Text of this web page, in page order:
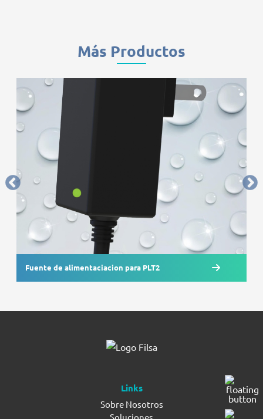
Más Productos
Fuente de alimentaciacion para PLT2
Links
Sobre Nosotros